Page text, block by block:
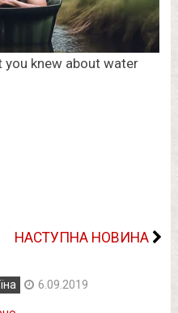
НАСТУПНА НОВИНА
6.09.2019